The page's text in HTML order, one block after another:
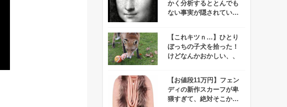
かく分析するととんでも
ない事実が隠されている
【これキツｎ…】ひとり
ぼっちの子犬を拾った！
けどなんかおかしい、、
【お値段11万円】フェン
ディの新作スカーフが卑
猥すぎて、絶対そこから